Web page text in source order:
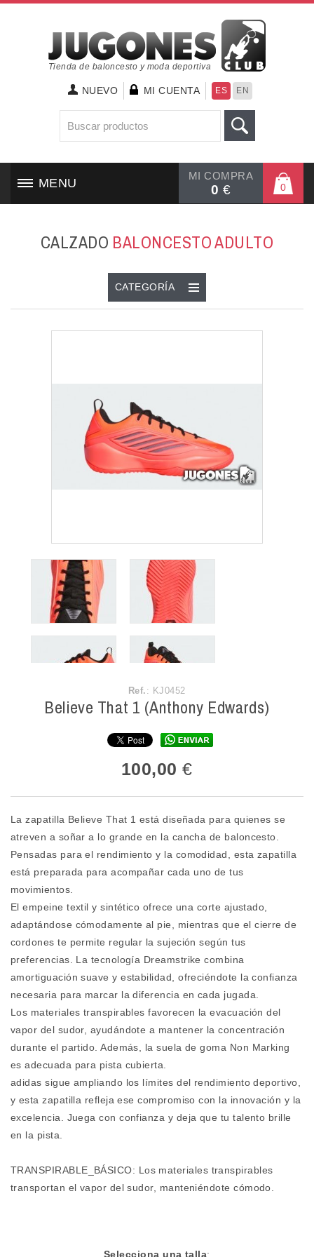
Tienda de baloncesto y moda deportiva
NUEVO MI CUENTA ES EN
MI COMPRA
0 € 0
MENU
CALZADO BALONCESTO ADULTO
CATEGORÍA
Ref. : KJ0452
Believe That 1 (Anthony Edwards)
100,00€
La zapatilla Believe That 1 está diseñada para quienes se
atreven a soñar a lo grande en la cancha de baloncesto.
Pensadas para el rendimiento y la comodidad, esta zapatilla
está preparada para acompañar cada uno de tus
movimientos.
El empeine textil y sintético ofrece una corte ajustado,
adaptándose cómodamente al pie, mientras que el cierre de
cordones te permite regular la sujeción según tus
preferencias. La tecnología Dreamstrike combina
amortiguación suave y estabilidad, ofreciéndote la confianza
necesaria para marcar la diferencia en cada jugada.
Los materiales transpirables favorecen la evacuación del
vapor del sudor, ayudándote a mantener la concentración
durante el partido. Además, la suela de goma Non Marking
es adecuada para pista cubierta.
adidas sigue ampliando los límites del rendimiento deportivo,
y esta zapatilla refleja ese compromiso con la innovación y la
excelencia. Juega con confianza y deja que tu talento brille
en la pista.
TRANSPIRABLE_BÁSICO: Los materiales transpirables
transportan el vapor del sudor, manteniéndote cómodo.
Selecciona una talla: